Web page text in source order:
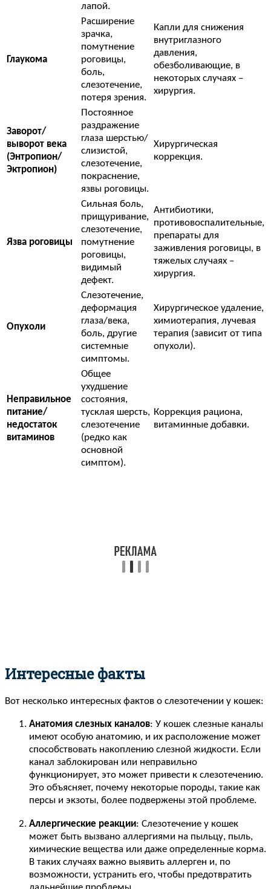
лапой.
Глаукома
Расширение
зрачка,
помутнение
роговицы,
боль,
слезотечение,
потеря зрения.
Капли для снижения
внутриглазного
давления,
обезболивающие, в
некоторых случаях –
хирургия.
Заворот/
выворот века
(Энтропион/
Эктропион)
Постоянное
раздражение
глаза шерстью/
слизистой,
слезотечение,
покраснение,
язвы роговицы.
Хирургическая
коррекция.
Язва роговицы
Сильная боль,
прищуривание,
слезотечение,
помутнение
роговицы,
видимый
дефект.
Антибиотики,
противовоспалительные,
препараты для
заживления роговицы, в
тяжелых случаях –
хирургия.
Опухоли
Слезотечение,
деформация
глаза/века,
боль, другие
системные
симптомы.
Хирургическое удаление,
химиотерапия, лучевая
терапия (зависит от типа
опухоли).
Неправильное
питание/
недостаток
витаминов
Общее
ухудшение
состояния,
тусклая шерсть,
слезотечение
(редко как
основной
симптом).
Коррекция рациона,
витаминные добавки.
Интересные факты
Вот несколько интересных фактов о слезотечении у кошек:
Анатомия слезных каналов: У кошек слезные каналы
имеют особую анатомию, и их расположение может
способствовать накоплению слезной жидкости. Если
канал заблокирован или неправильно
функционирует, это может привести к слезотечению.
Это объясняет, почему некоторые породы, такие как
персы и экзоты, более подвержены этой проблеме.
Аллергические реакции: Слезотечение у кошек
может быть вызвано аллергиями на пыльцу, пыль,
химические вещества или даже определенные корма.
В таких случаях важно выявить аллерген и, по
возможности, устранить его, чтобы предотвратить